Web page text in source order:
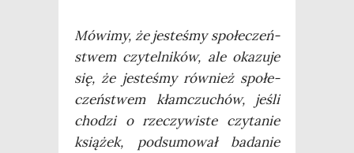
Mówi­my, że jeste­śmy spo­łe­czeń­
stwem czy­tel­ni­ków, ale oka­zu­je
się, że jeste­śmy rów­nież spo­łe­
czeń­stwem kłam­czu­chów, jeśli
cho­dzi o rze­czy­wi­ste czy­ta­nie
ksią­żek, pod­su­mo­wał bada­nie